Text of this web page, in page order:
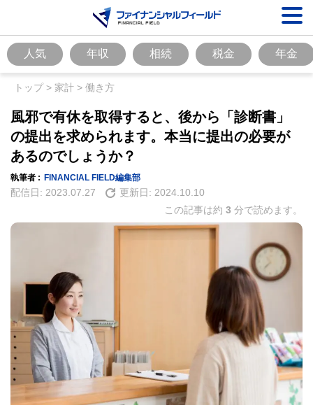
人気 年収 相続 税金 年金
トップ> 家計 > 働き方
風邪で有休を取得すると、後から「診断書」
の提出を求められます。本当に提出の必要が
あるのでしょうか？
執筆者 : FINANCIAL FIELD編集部
配信日: 2023.07.27 更新日: 2024.10.10
この記事は約 3 分で読めます。